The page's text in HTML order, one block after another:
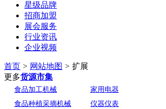
星级品牌
招商加盟
展会服务
行业资讯
企业视频
首页 > 网站地图 > 扩展
更多货源市集
食品加工机械 家用电器
食品种植采摘机械
仪器仪表